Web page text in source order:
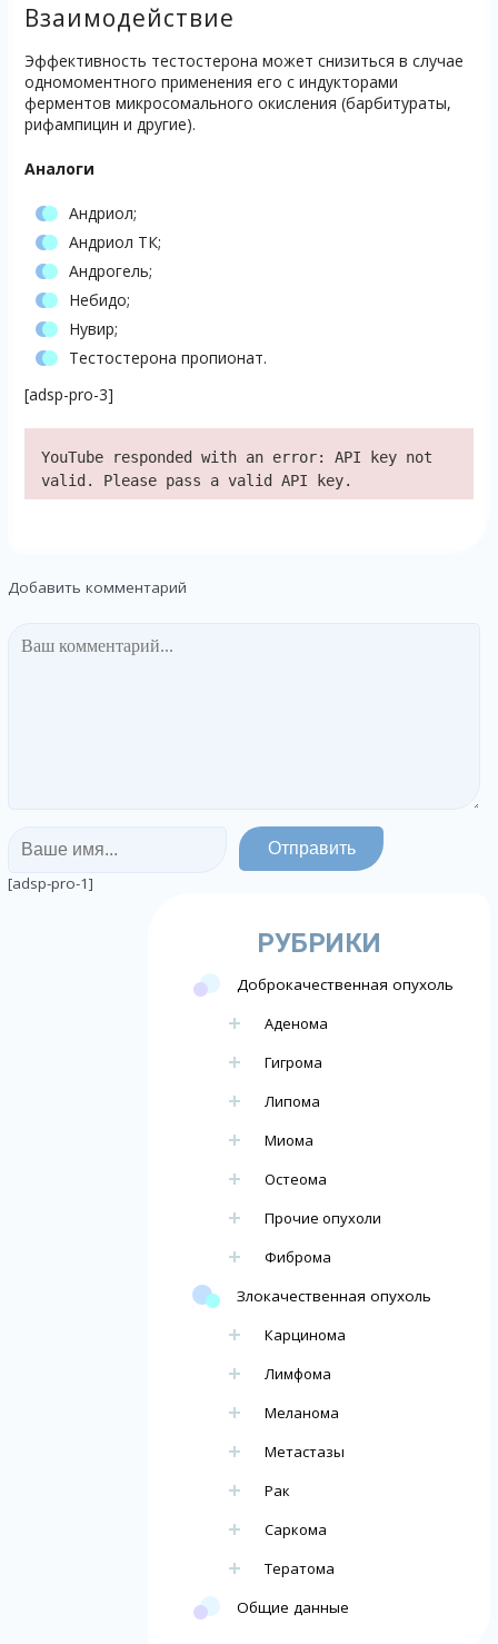
Взаимодействие
Эффективность тестостерона может снизиться в случае
одномоментного применения его с индукторами
ферментов микросомального окисления (барбитураты,
рифампицин и другие).
Аналоги
Андриол;
Андриол ТК;
Андрогель;
Небидо;
Нувир;
Тестостерона пропионат.
[adsp-pro-3]
YouTube responded with an error: API key not
valid. Please pass a valid API key.
Добавить комментарий
[adsp-pro-1]
РУБРИКИ
Доброкачественная опухоль
Аденома
Гигрома
Липома
Миома
Остеома
Прочие опухоли
Фиброма
Злокачественная опухоль
Карцинома
Лимфома
Меланома
Метастазы
Рак
Саркома
Тератома
Общие данные